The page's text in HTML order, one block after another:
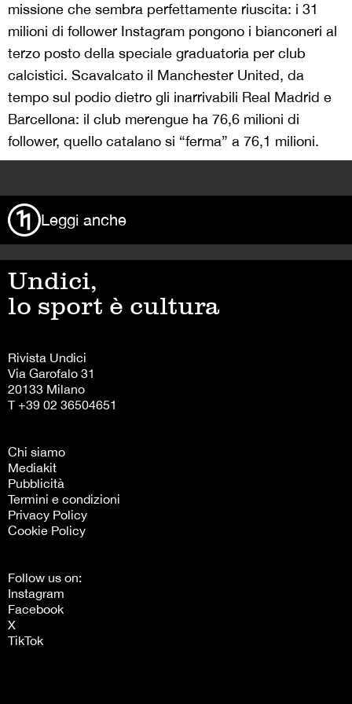
missione che sembra perfettamente riuscita: i 31
milioni di follower Instagram pongono i bianconeri al
terzo posto della speciale graduatoria per club
calcistici. Scavalcato il Manchester United, da
tempo sul podio dietro gli inarrivabili Real Madrid e
Barcellona: il club merengue ha 76,6 milioni di
follower, quello catalano si “ferma” a 76,1 milioni.
Leggi anche
Undici,
lo sport è cultura
Rivista Undici
Via Garofalo 31
20133 Milano
T +39 02 36504651
Chi siamo
Mediakit
Pubblicità
Termini e condizioni
Privacy Policy
Cookie Policy
Follow us on:
Instagram
Facebook
X
TikTok